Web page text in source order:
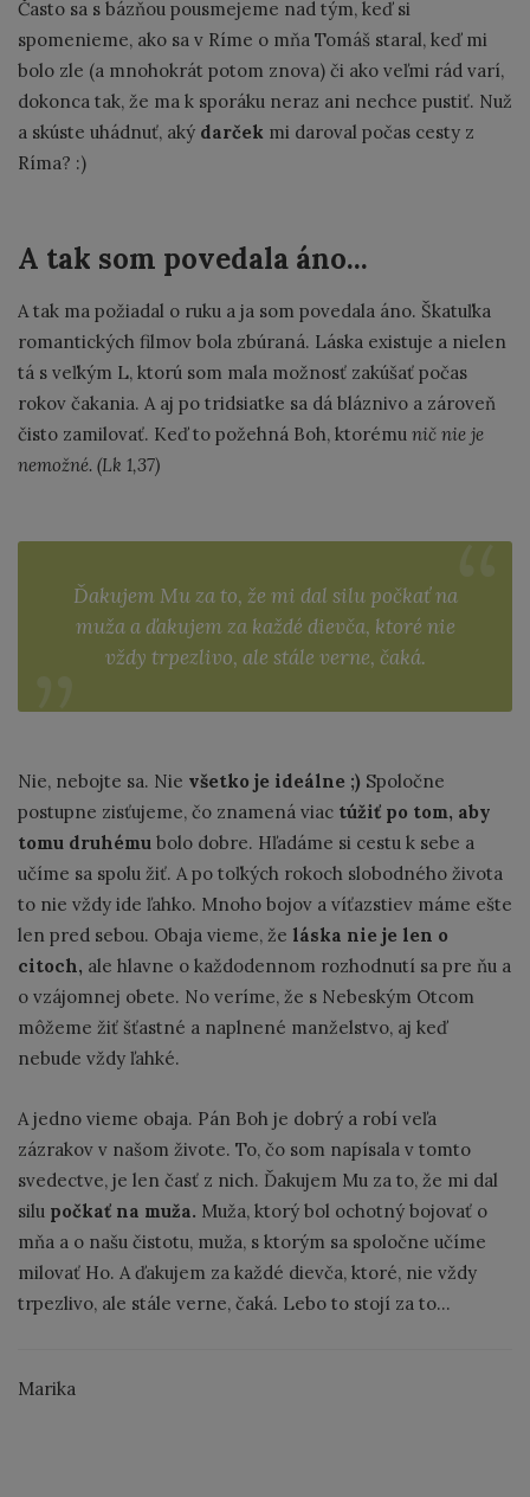
Často sa s bázňou pousmejeme nad tým, keď si
spomenieme, ako sa v Ríme o mňa Tomáš staral, keď mi
bolo zle (a mnohokrát potom znova) či ako veľmi rád varí,
dokonca tak, že ma k sporáku neraz ani nechce pustiť. Nuž
a skúste uhádnuť, aký darček mi daroval počas cesty z
Ríma? :)
A tak som povedala áno...
A tak ma požiadal o ruku a ja som povedala áno. Škatuľka
romantických filmov bola zbúraná. Láska existuje a nielen
tá s veľkým L, ktorú som mala možnosť zakúšať počas
rokov čakania. A aj po tridsiatke sa dá bláznivo a zároveň
čisto zamilovať. Keď to požehná Boh, ktorému nič nie je
nemožné. (Lk 1,37)
Ďakujem Mu za to, že mi dal silu počkať na
muža a ďakujem za každé dievča, ktoré nie
vždy trpezlivo, ale stále verne, čaká.
Nie, nebojte sa. Nie všetko je ideálne ;) Spoločne
postupne zisťujeme, čo znamená viac túžiť po tom, aby
tomu druhému bolo dobre. Hľadáme si cestu k sebe a
učíme sa spolu žiť. A po toľkých rokoch slobodného života
to nie vždy ide ľahko. Mnoho bojov a víťazstiev máme ešte
len pred sebou. Obaja vieme, že láska nie je len o
citoch, ale hlavne o každodennom rozhodnutí sa pre ňu a
o vzájomnej obete. No veríme, že s Nebeským Otcom
môžeme žiť šťastné a naplnené manželstvo, aj keď
nebude vždy ľahké.
A jedno vieme obaja. Pán Boh je dobrý a robí veľa
zázrakov v našom živote. To, čo som napísala v tomto
svedectve, je len časť z nich. Ďakujem Mu za to, že mi dal
silu počkať na muža. Muža, ktorý bol ochotný bojovať o
mňa a o našu čistotu, muža, s ktorým sa spoločne učíme
milovať Ho. A ďakujem za každé dievča, ktoré, nie vždy
trpezlivo, ale stále verne, čaká. Lebo to stojí za to...
Marika